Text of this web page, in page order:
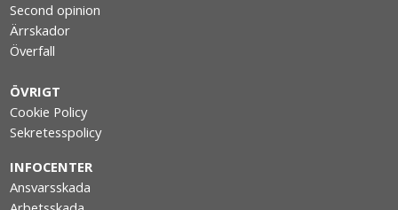
Second opinion
Ärrskador
Överfall
ÖVRIGT
Cookie Policy
Sekretesspolicy
INFOCENTER
Ansvarsskada